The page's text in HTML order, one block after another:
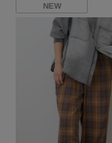
NEW